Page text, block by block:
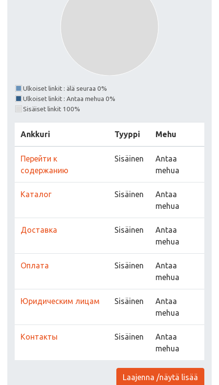
Ulkoiset linkit : älä seuraa 0%
Ulkoiset linkit : Antaa mehua 0%
Sisäiset linkit 100%
Ankkuri Tyyppi Mehu
Перейти к
содержанию
Sisäinen
Antaa
mehua
Каталог Sisäinen
Antaa
mehua
Доставка Sisäinen
Antaa
mehua
Оплата Sisäinen
Antaa
mehua
Юридическим лицам Sisäinen
Antaa
mehua
Контакты Sisäinen
Antaa
mehua
Laajenna /näytä lisää